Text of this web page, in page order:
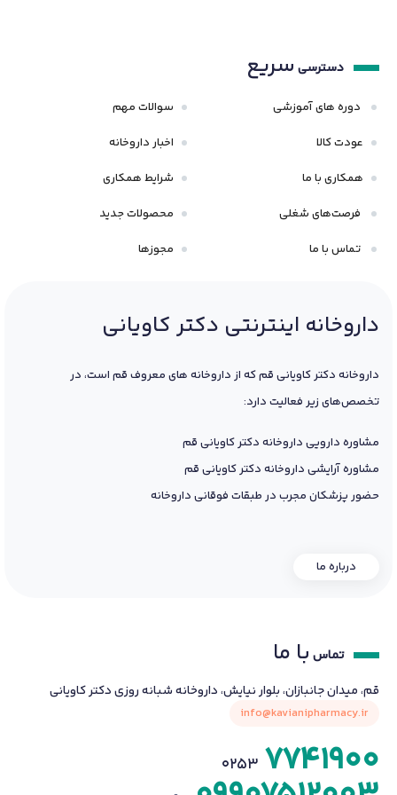
دسترسی سریع
دوره های آموزشی
عودت کالا
همکاری با ما
فرصت‌های شغلی
تماس با ما
سوالات مهم
اخبار داروخانه
شرایط همکاری
محصولات جدید
مجوزها
داروخانه اینترنتی دکتر کاویانی
داروخانه دکتر کاویانی قم که از داروخانه های معروف قم است، در
تخصص‌های زیر فعالیت دارد:
مشاوره دارویی داروخانه دکتر کاویانی قم
مشاوره آرایشی داروخانه دکتر کاویانی قم
حضور پزشکان مجرب در طبقات فوقانی داروخانه
درباره ما
تماس با ما
قم، میدان جانبازان، بلوار نیایش، داروخانه شبانه روزی دکتر کاویانی
info@kavianipharmacy.ir
0253 7741900